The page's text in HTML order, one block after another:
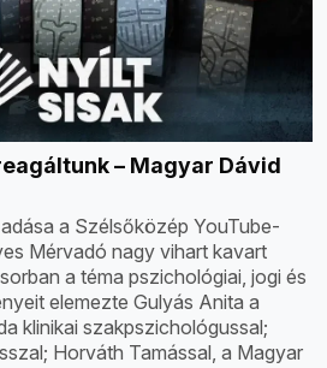
– Magyar Dávid
a Szélsőközép YouTube-
Mérvadó nagy vihart kavart
a téma pszichológiai, jogi és
elemezte Gulyás Anita a
klinikai szakpszichológussal;
Horváth Tamással, a Magyar